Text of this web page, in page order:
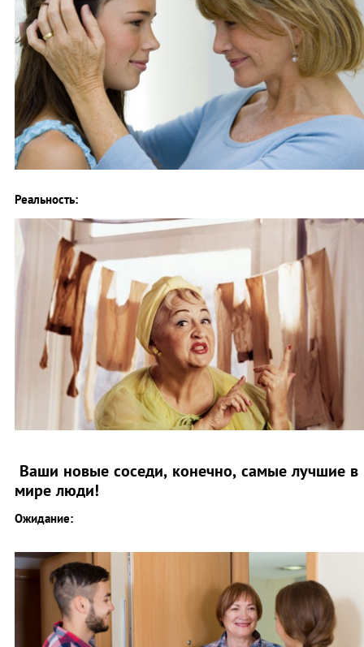
Реальность:
Ваши новые соседи, конечно, самые лучшие в
мире люди!
Ожидание: